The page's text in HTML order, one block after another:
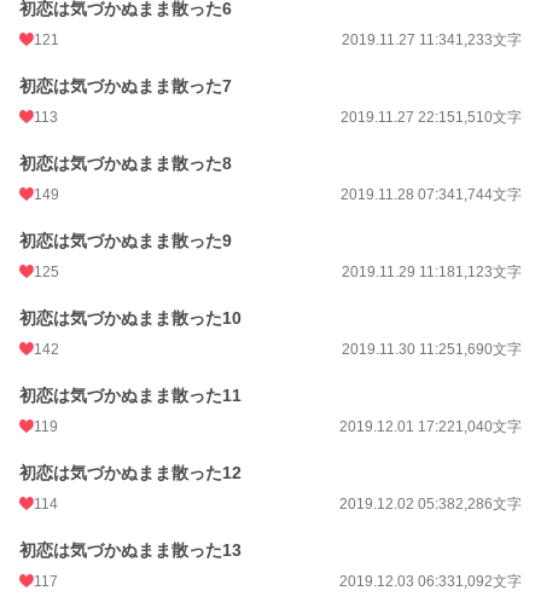
初恋は気づかぬまま散った6
121 2019.11.27 11:341,233文字
初恋は気づかぬまま散った7
113 2019.11.27 22:151,510文字
初恋は気づかぬまま散った8
149 2019.11.28 07:341,744文字
初恋は気づかぬまま散った9
125 2019.11.29 11:181,123文字
初恋は気づかぬまま散った10
142 2019.11.30 11:251,690文字
初恋は気づかぬまま散った11
119 2019.12.01 17:221,040文字
初恋は気づかぬまま散った12
114 2019.12.02 05:382,286文字
初恋は気づかぬまま散った13
117 2019.12.03 06:331,092文字